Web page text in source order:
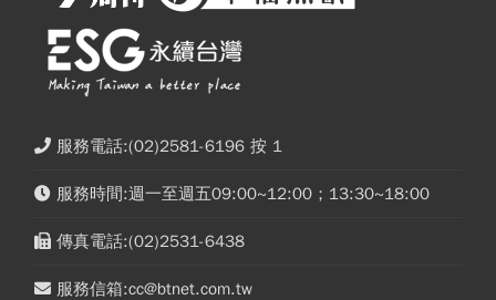
服務電話:(02)2581-6196 按 1
服務時間:週一至週五09:00~12:00；13:30~18:00
傳真電話:(02)2531-6438
服務信箱:cc@btnet.com.tw